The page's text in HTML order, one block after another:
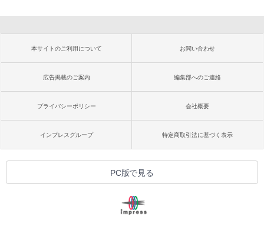
本サイトのご利用について お問い合わせ
広告掲載のご案内 編集部へのご連絡
プライバシーポリシー 会社概要
インプレスグループ 特定商取引法に基づく表示
PC版で見る